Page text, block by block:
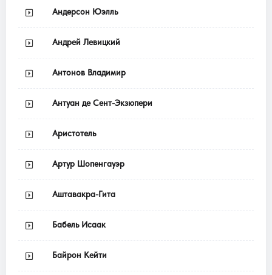
Андерсон Юэлль
Андрей Левицкий
Антонов Владимир
Антуан де Сент-Экзюпери
Аристотель
Артур Шопенгауэр
Аштавакра-Гита
Бабель Исаак
Байрон Кейти